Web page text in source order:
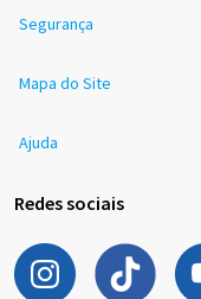
Segurança
Mapa do Site
Ajuda
Redes sociais